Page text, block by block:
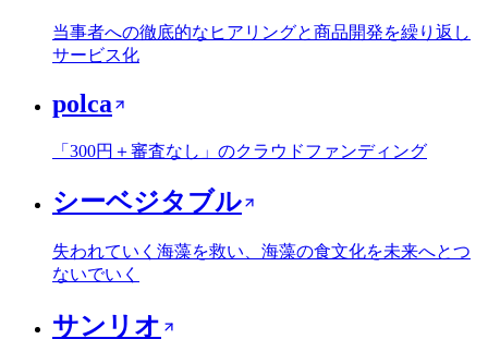
当事者への徹底的なヒアリングと商品開発を繰り返し
サービス化
polca
「300円＋審査なし」のクラウドファンディング
シーベジタブル
失われていく海藻を救い、海藻の食文化を未来へとつ
ないでいく
サンリオ